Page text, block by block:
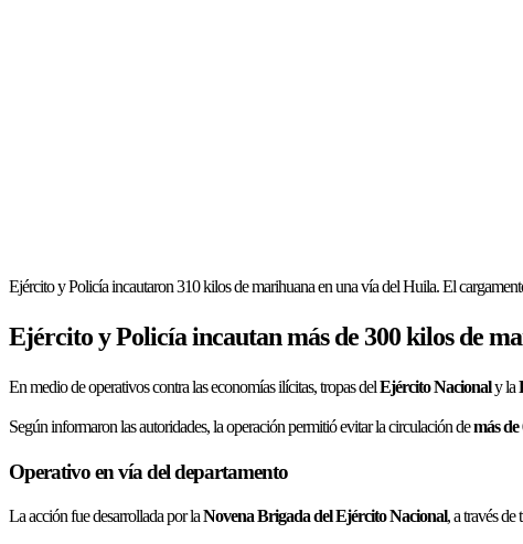
Ejército y Policía incautaron 310 kilos de marihuana en una vía del Huila. El
Ejército y Policía incautan más de 300 kilos de
En medio de operativos contra las economías ilícitas, tropas delEjército Nacionaly la
Según informaron las autoridades, la operación permitió evitar la circulación demás de
Operativo en vía del departamento
La acción fue desarrollada por laNovena Brigada del Ejército Nacional, a través de